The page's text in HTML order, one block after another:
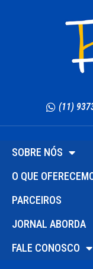
(11)
SOBRE NÓS
O QUE
PARCEIROS
JORNAL ABORDA
FALE CONOSCO